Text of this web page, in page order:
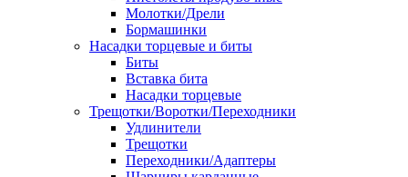
Молотки/Дрели
Бормашинки
Насадки торцевые и биты
Биты
Вставка бита
Насадки торцевые
Трещотки/Воротки/Переходники
Удлинители
Трещотки
Переходники/Адаптеры